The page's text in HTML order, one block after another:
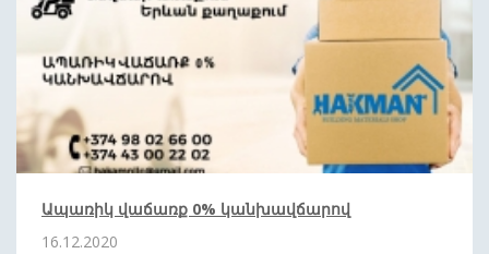
Ապառիկ վաճառք 0% կանխավճարով
16.12.2020